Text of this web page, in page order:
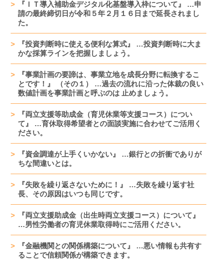
『ＩＴ導入補助金デジタル化基盤導入枠について』 …申
請の最終締切日が令和５年２月１６日まで延長されまし
た。
『投資判断時に使える便利な算式』 …投資判断時に大ま
かな採算ラインを把握しましょう。
『事業計画の要諦は、事業立地を成長分野に転換するこ
とです！』 （その１） …過去の流れに沿った体裁の良い
数値計画を事業計画と呼ぶのは 止めましょう。
『両立支援等助成金（育児休業等支援コース）につい
て』 …育休取得希望者との面談実施に合わせてご活用く
ださい。
『資金調達が上手くいかない』 …銀行との折衝でありが
ちな間違いとは。
『失敗を繰り返さないために！』 …失敗を繰り返す社
長、その原因はいつも同じです。
『両立支援助成金（出生時両立支援コース）について』
…男性労働者の育児休業取得時にご活用ください。
『金融機関との関係構築について』 …悪い情報も共有す
ることで信頼関係が構築できます。